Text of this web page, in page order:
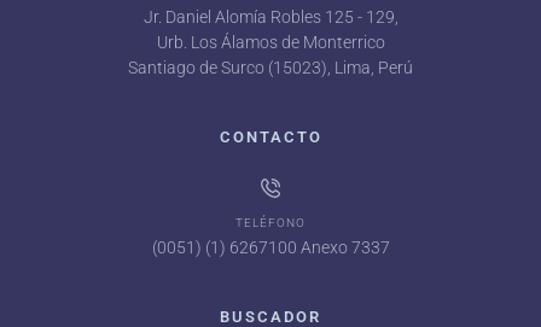
Jr. Daniel Alomía Robles 125 - 129,
Urb. Los Álamos de Monterrico
Santiago de Surco (15023), Lima, Perú
CONTACTO
TELÉFONO
(0051) (1) 6267100 Anexo 7337
BUSCADOR